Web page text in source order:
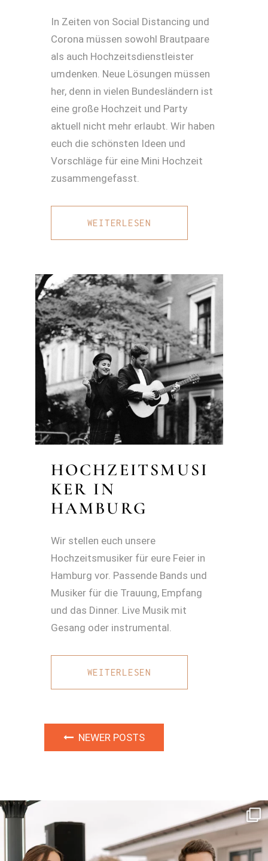
In Zeiten von Social Distancing und
Corona müssen sowohl Brautpaare
als auch Hochzeitsdienstleister
umdenken. Neue Lösungen müssen
her, denn in vielen Bundesländern ist
eine große Hochzeit und Party
aktuell nicht mehr erlaubt. Wir haben
euch die schönsten Ideen und
Vorschläge für eine Mini Hochzeit
zusammengefasst.
WEITERLESEN
HOCHZEITSMUSI
KER IN
HAMBURG
Wir stellen euch unsere
Hochzeitsmusiker für eure Feier in
Hamburg vor. Passende Bands und
Musiker für die Trauung, Empfang
und das Dinner. Live Musik mit
Gesang oder instrumental.
WEITERLESEN
NEWER POSTS